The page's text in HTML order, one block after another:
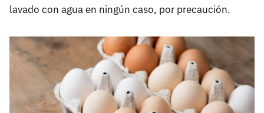
lavado con agua en ningún caso, por precaución.